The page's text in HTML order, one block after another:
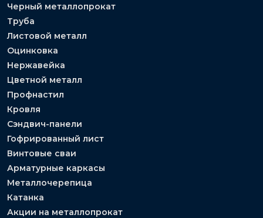
Черный металлопрокат
Труба
Листовой металл
Оцинковка
Нержавейка
Цветной металл
Профнастил
Кровля
Сэндвич-панели
Гофрированный лист
Винтовые сваи
Арматурные каркасы
Металлочерепица
Катанка
Акции на металлопрокат